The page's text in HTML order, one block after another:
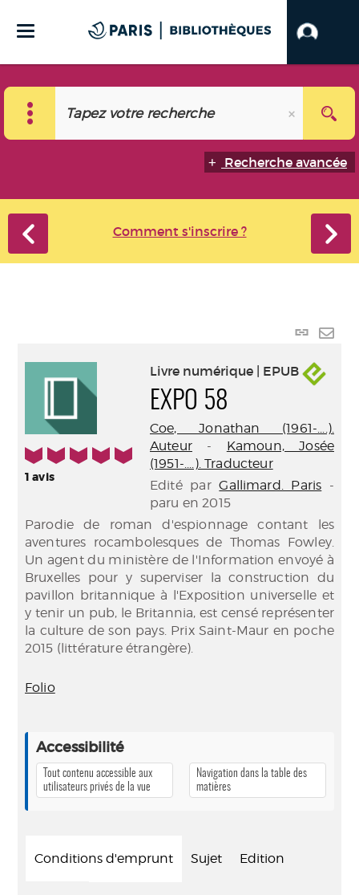
Recherche avancée
Comment s'inscrire ?
Lien
5/5
1avis
Livre numérique | EPUB
EXPO 58
Coe, Jonathan (1961-....).
Auteur- Kamoun, Josée
(1951-....). Traducteur
Edité parGallimard. Paris -
paru en 2015
Parodie de roman d'espionnage contant les
aventures rocambolesques de Thomas Fowley.
Un agent du ministère de l'Information envoyé à
Bruxelles pour y superviser la construction du
pavillon britannique à l'Exposition universelle et
y tenir un pub, le Britannia, est censé représenter
la culture de son pays. Prix Saint-Maur en poche
2015 (littérature étrangère).
Folio
Accessibilité
Tout contenu accessible aux
utilisateurs privés de la vue
Navigation dans la table des
matières
Conditions d'emprunt Sujet Edition